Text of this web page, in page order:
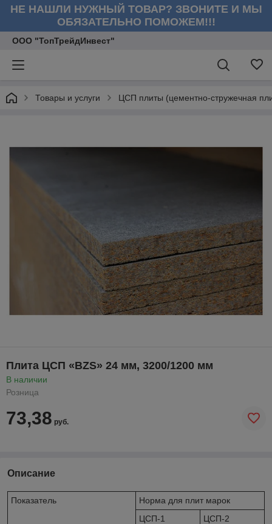
НЕ НАШЛИ НУЖНЫЙ ТОВАР? ЗВОНИТЕ И МЫ
ОБЯЗАТЕЛЬНО ПОМОЖЕМ!!!
ООО "ТопТрейдИнвест"
Товары и услуги ЦСП плиты (цементно-стружечная
Плита ЦСП «BZS» 24 мм, 3200/1200 мм
В наличии
Розница
73,38 руб.
Описание
Показатель
Норма для плит марок
ЦСП-1
ЦСП-2